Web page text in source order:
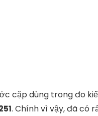
cặp dùng trong đo
. Chính vì vậy, đã có